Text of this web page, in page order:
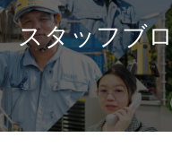
スタッフブ